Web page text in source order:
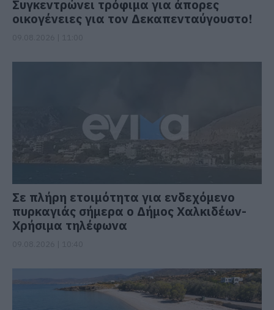
Συγκεντρώνει τρόφιμα για άπορες
οικογένειες για τον Δεκαπενταύγουστο!
Σε πλήρη ετοιμότητα για ενδεχόμενο
πυρκαγιάς σήμερα ο Δήμος Χαλκιδέων-
Χρήσιμα τηλέφωνα